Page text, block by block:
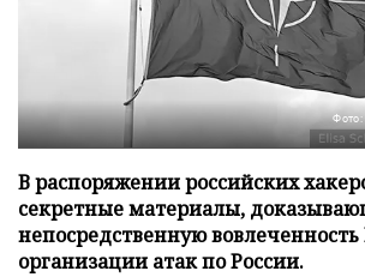
Фото:
В распоряжении российских
секретные материалы,
непосредственную
организации атак по России.